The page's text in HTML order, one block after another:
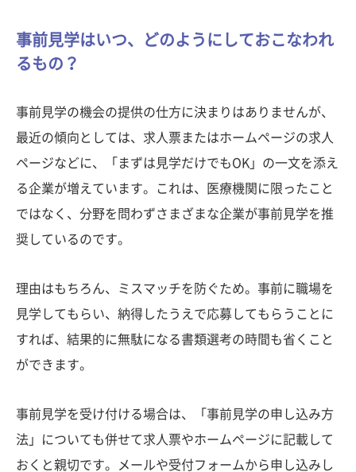
事前見学はいつ、どのようにしておこなわれ
るもの？
事前見学の機会の提供の仕方に決まりはありませんが、
最近の傾向としては、求人票またはホームページの求人
ページなどに、「まずは見学だけでもOK」の一文を添え
る企業が増えています。これは、医療機関に限ったこと
ではなく、分野を問わずさまざまな企業が事前見学を推
奨しているのです。
理由はもちろん、ミスマッチを防ぐため。事前に職場を
見学してもらい、納得したうえで応募してもらうことに
すれば、結果的に無駄になる書類選考の時間も省くこと
ができます。
事前見学を受け付ける場合は、「事前見学の申し込み方
法」についても併せて求人票やホームページに記載して
おくと親切です。メールや受付フォームから申し込みし